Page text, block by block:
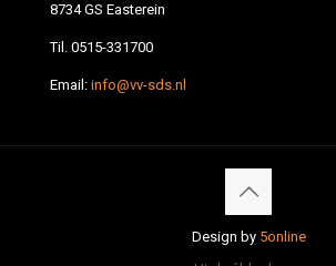
8734 GS Easterein
Til. 0515-331700
Email: info@vv-sds.nl
Design by 5online